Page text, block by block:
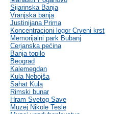
Sijarinska Banja
Vranjska banja
Justinijana Prima
Koncentracioni logor Crveni krst
Memorijalni park Bubanj
Cerjanska pećina
Banja topilo
Beograd
Kalemegdan
Kula Nebojša
Sahat Kula
Rimski bunar
Hram Svetog Save
Muzej Nikole Tesle